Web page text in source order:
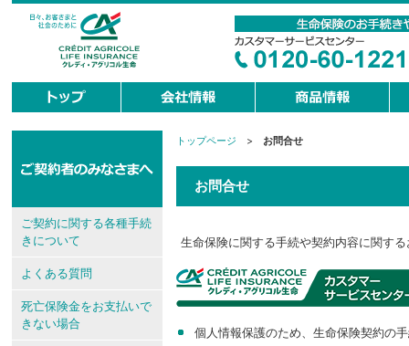
現
トップページ > お問合せ
お問合せ
生命保険に関する手続や契約内容に関す
個人情報保護のため、生命保険契約の
ご契約に関する各種手続
きについて
よくある質問
死亡保険金をお支払いで
きない場合